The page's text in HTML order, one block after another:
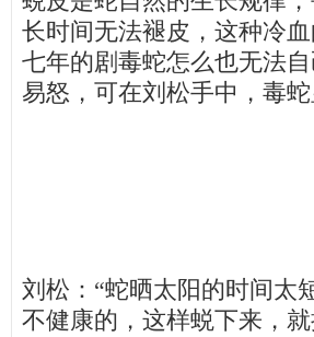
长时间无法褪皮，这种冷
七年的剧毒蛇怎么也无法
易怒，可在刘松手中，毒
刘松：“蛇晒太阳的时间太
不健康的，这样蜕下来，